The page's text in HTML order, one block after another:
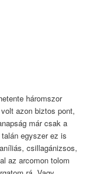
háromszor
azon biztos pont,
már csak a
egyszer ez is
csillagánizsos,
az arcomon tolom